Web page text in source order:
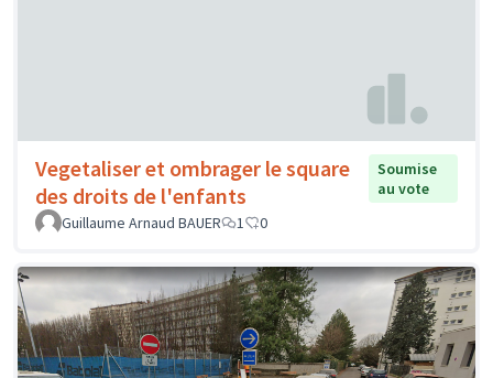
Vegetaliser et ombrager le square
des droits de l'enfants
Soumise
au vote
Guillaume Arnaud BAUER
1 0